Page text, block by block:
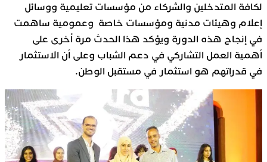
لكافة المتدخلين والشركاء من مؤسسات تعليمية ووسائل
إعلام وهيئات مدنية ومؤسسات خاصة وعمومية ساهمت
في إنجاح هذه الدورة ويؤكد هذا الحدث مرة أخرى على
أهمية العمل التشاركي في دعم الشباب وعلى أن الاستثمار
في قدراتهم هو استثمار في مستقبل الوطن.